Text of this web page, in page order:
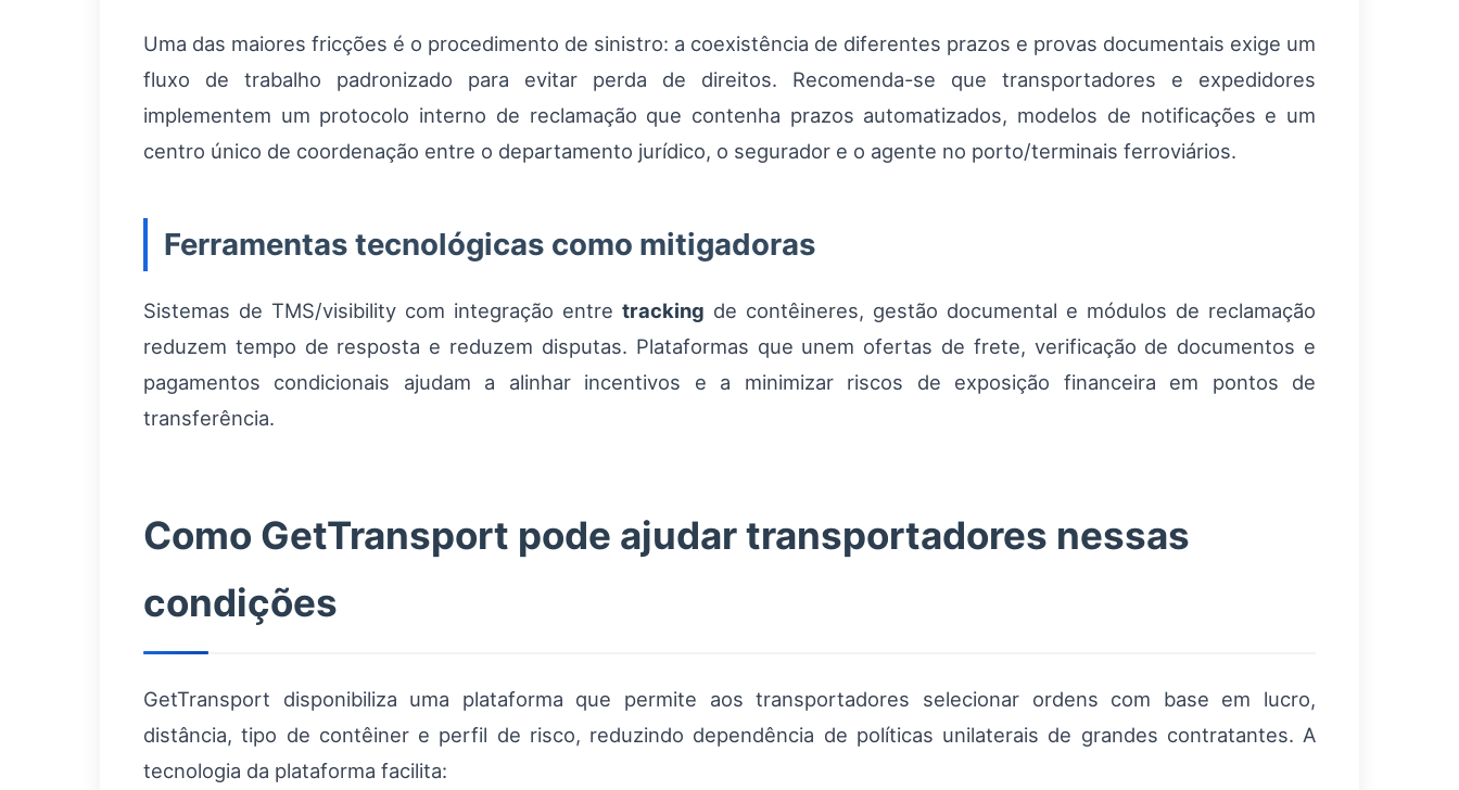
Uma das maiores fricções é o procedimento de sinistro: a coexistência de diferentes prazos e provas documentais exige um
fluxo de trabalho padronizado para evitar perda de direitos. Recomenda-se que transportadores e expedidores
implementem um protocolo interno de reclamação que contenha prazos automatizados, modelos de notificações e um
centro único de coordenação entre o departamento jurídico, o segurador e o agente no porto/terminais ferroviários.
Ferramentas tecnológicas como mitigadoras
Sistemas de TMS/visibility com integração entre tracking de contêineres, gestão documental e módulos de reclamação
reduzem tempo de resposta e reduzem disputas. Plataformas que unem ofertas de frete, verificação de documentos e
pagamentos condicionais ajudam a alinhar incentivos e a minimizar riscos de exposição financeira em pontos de
transferência.
Como GetTransport pode ajudar transportadores nessas
condições
GetTransport disponibiliza uma plataforma que permite aos transportadores selecionar ordens com base em lucro,
distância, tipo de contêiner e perfil de risco, reduzindo dependência de políticas unilaterais de grandes contratantes. A
tecnologia da plataforma facilita: